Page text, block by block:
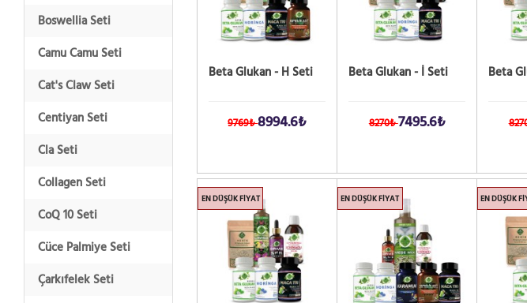
Boswellia Seti
Camu Camu Seti
Cat's Claw Seti
Centiyan Seti
Cla Seti
Collagen Seti
CoQ 10 Seti
Cüce Palmiye Seti
Çarkıfelek Seti
Beta Glukan - H Seti
9769₺8994.6₺
Beta Glukan - İ Seti
8270₺7495.6₺
Beta
EN DÜŞÜK FIYAT EN DÜŞÜK FIYAT EN DÜŞÜK